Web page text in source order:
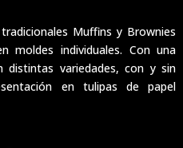
Muffins y Brownies
moldes individuales. Con una
distintas variedades, con y sin
en tulipas de papel